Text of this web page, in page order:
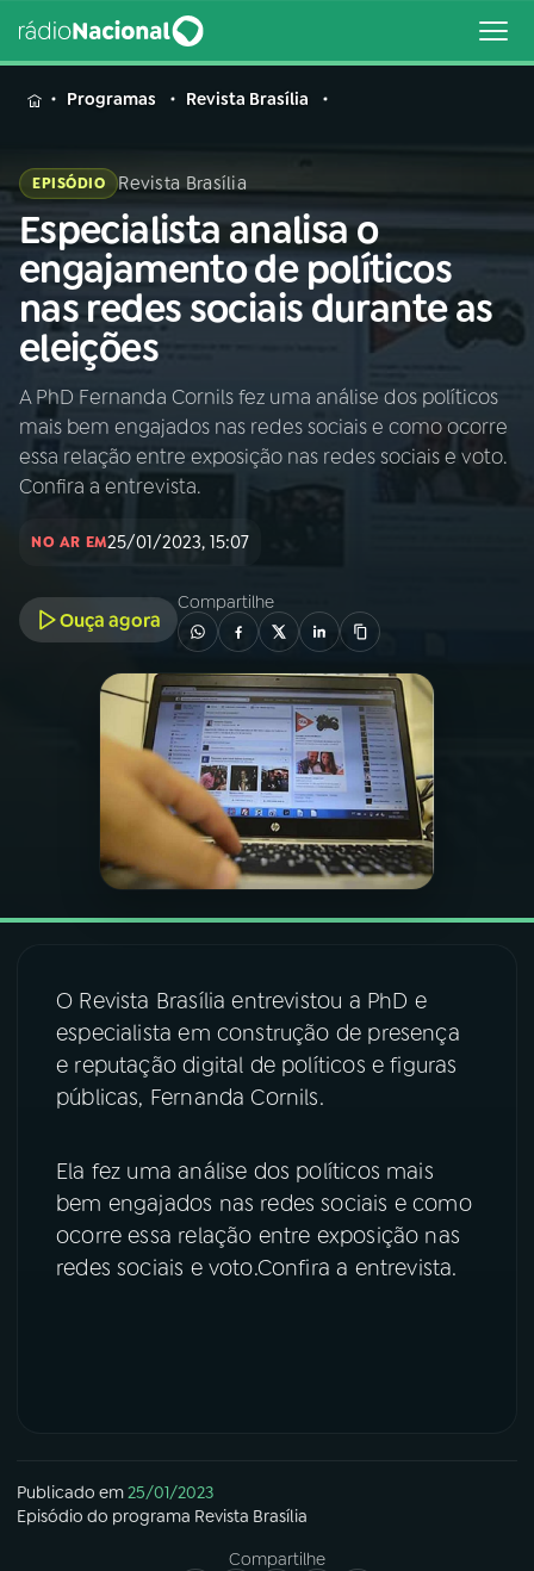
MENU
Buscar
na
Rádio
Nacional
Buscar
01INÍCIO
PROGRAMAÇÃO
PROGRAMAS
PODCASTS
VIDEOCASTS
ACOMPANHE A RÁDIO NACIONAL
Instagram X
TikTok
Programas Revista Brasília
EPISÓDIO Revista Brasília
Especialista analisa o
engajamento de políticos
nas redes sociais durante as
eleições
A PhD Fernanda Cornils fez uma análise dos políticos
mais bem engajados nas redes sociais e como ocorre
essa relação entre exposição nas redes sociais e voto.
Confira a entrevista.
NO AR EM25/01/2023, 15:07
Ouça agora
Compartilhe
O Revista Brasília entrevistou a PhD e
especialista em construção de presença
e reputação digital de políticos e figuras
públicas, Fernanda Cornils.
Ela fez uma análise dos políticos mais
bem engajados nas redes sociais e como
ocorre essa relação entre exposição nas
redes sociais e voto.Confira a entrevista.
Publicado em25/01/2023
Episódio do programa Revista Brasília
Compartilhe